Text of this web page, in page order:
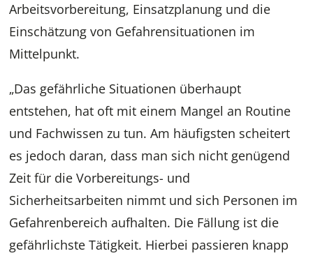
Arbeitsvorbereitung, Einsatzplanung und die
Einschätzung von Gefahrensituationen im
Mittelpunkt.
„Das gefährliche Situationen überhaupt
entstehen, hat oft mit einem Mangel an Routine
und Fachwissen zu tun. Am häufigsten scheitert
es jedoch daran, dass man sich nicht genügend
Zeit für die Vorbereitungs- und
Sicherheitsarbeiten nimmt und sich Personen im
Gefahrenbereich aufhalten. Die Fällung ist die
gefährlichste Tätigkeit. Hierbei passieren knapp